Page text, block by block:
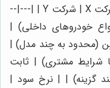
| شرکت X | شرکت Y | |---|--
خودروهای داخلی) |
(محدود به چند مدل) |
شرایط مشتری) | ثابت
گزینه) | | نرخ سود |